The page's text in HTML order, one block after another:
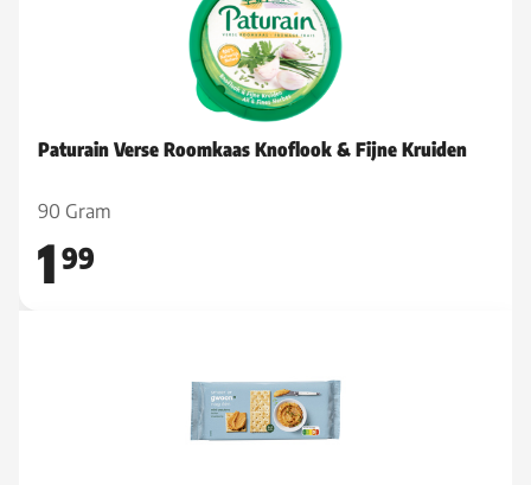
Paturain Verse Roomkaas Knoflook & Fijne Kruiden
90 Gram
1 99